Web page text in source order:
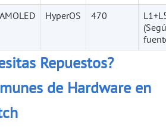
AMOLED HyperOS 470
Repuestos?
de Hardware en